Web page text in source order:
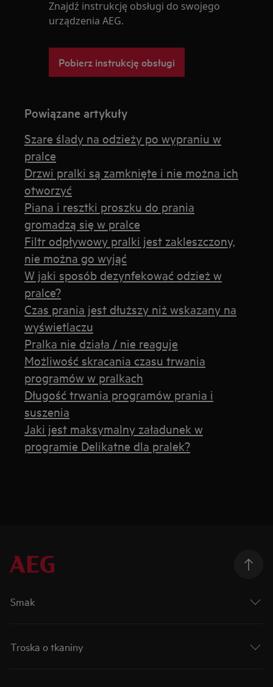
Znajdź instrukcję obsługi do swojego
urządzenia AEG.
Pobierz instrukcję obsługi
Powiązane artykuły
Szare ślady na odzieży po wypraniu w
pralce
Drzwi pralki są zamknięte i nie można ich
otworzyć
Piana i resztki proszku do prania
gromadzą się w pralce
Filtr odpływowy pralki jest zakleszczony,
nie można go wyjąć
W jaki sposób dezynfekować odzież w
pralce?
Czas prania jest dłuższy niż wskazany na
wyświetlaczu
Pralka nie działa / nie reaguje
Możliwość skracania czasu trwania
programów w pralkach
Długość trwania programów prania i
suszenia
Jaki jest maksymalny załadunek w
programie Delikatne dla pralek?
Smak
Troska o tkaniny